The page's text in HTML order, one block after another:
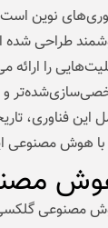
نوین
طراحی شده
را
و
این فناوری،
هوش مصنوعی